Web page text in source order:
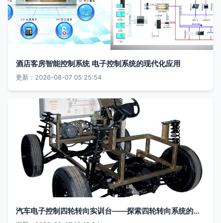
酒店客房智能控制系统 电子控制系统的现代化应用
更新：2026-08-07 05:25:54
汽车电子控制四轮转向实训台——探索四轮转向系统的电子控制技术